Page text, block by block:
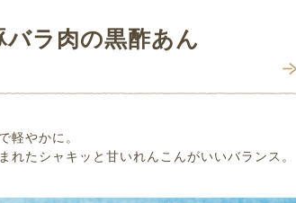
ラ肉の黒酢あん
軽やかに。
れたシャキッと甘いれんこんがいいバランス。